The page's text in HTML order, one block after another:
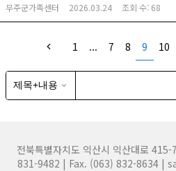
무주군가족센터 2026.03.24 조회 수: 68
1 ... 7 8 9 10
전북특별자치도 익산시 익산대로
831-9482 | Fax. (063) 832-8634 |